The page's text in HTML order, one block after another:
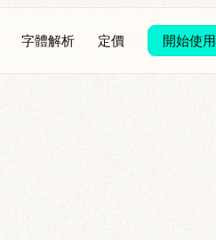
字體解析 定價 開始使用